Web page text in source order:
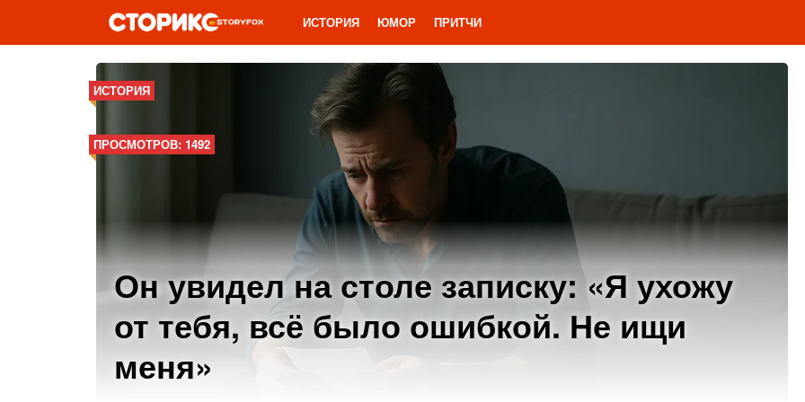
ИСТОРИЯ ЮМОР ПРИТЧИ
ИСТОРИЯ
ПРОСМОТРОВ: 1492
Он увидел на столе записку: «Я ухожу
от тебя, всё было ошибкой. Не ищи
меня»